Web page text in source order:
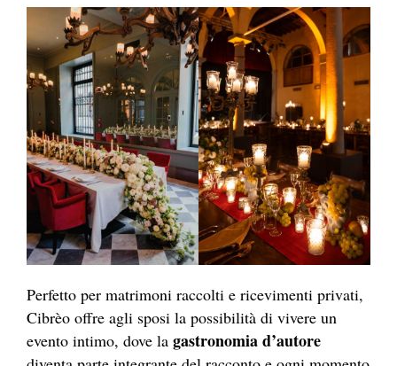
Perfetto per matrimoni raccolti e ricevimenti privati,
Cibrèo offre agli sposi la possibilità di vivere un
evento intimo, dove la gastronomia d’autore